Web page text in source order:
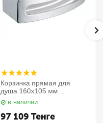
Корзинка прямая для
душа 160х105 мм
Elegance 11658010000
Keuco
в наличии
97 109Тенге